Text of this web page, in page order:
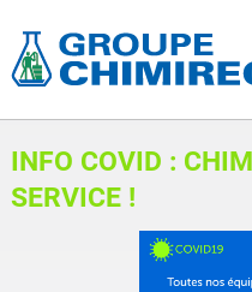
INFO COVID :
SERVICE !